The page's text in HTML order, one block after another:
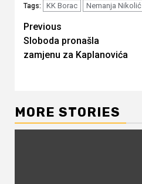
Tags: KK Borac Nemanja Nikolić
Continue
Reading
Previous
Sloboda pronašla
zamjenu za Kaplanovića
MORE STORIES